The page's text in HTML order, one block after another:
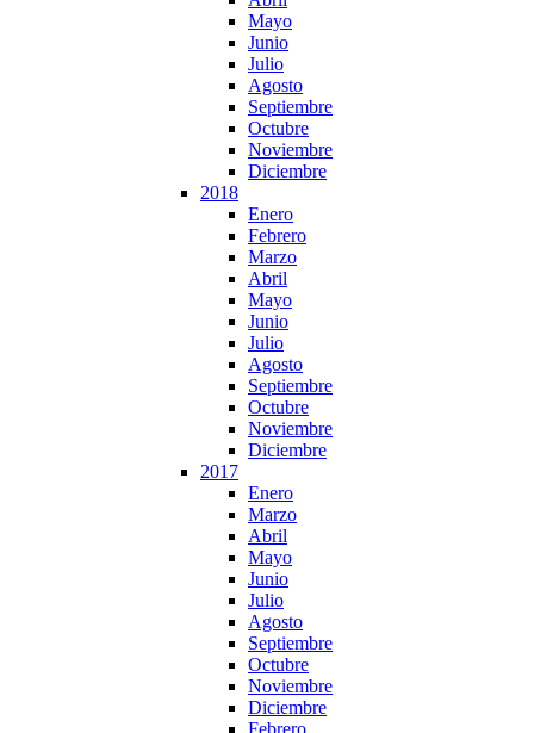
Mayo
Junio
Julio
Agosto
Septiembre
Octubre
Noviembre
Diciembre
2018
Enero
Febrero
Marzo
Abril
Mayo
Junio
Julio
Agosto
Septiembre
Octubre
Noviembre
Diciembre
2017
Enero
Marzo
Abril
Mayo
Junio
Julio
Agosto
Septiembre
Octubre
Noviembre
Diciembre
Febrero